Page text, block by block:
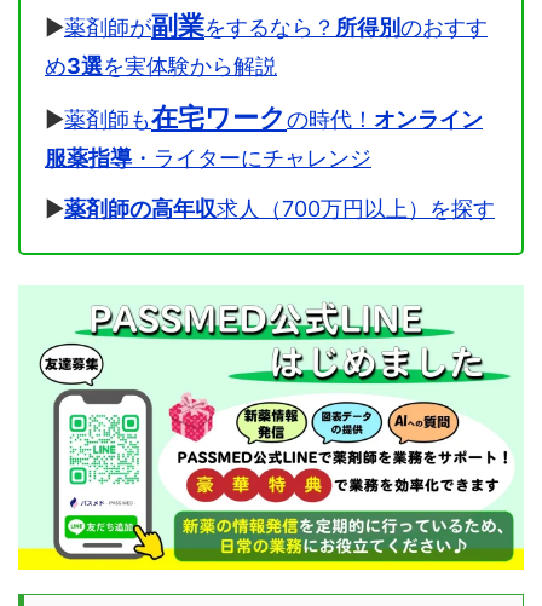
▶薬剤師が副業をするなら？ 所得別のおすす
め3選を実体験から解説
▶薬剤師も在宅ワークの時代！ オンライン
服薬指導 ・ライターにチャレンジ
▶薬剤師の高年収求人（700万円以上）を探す